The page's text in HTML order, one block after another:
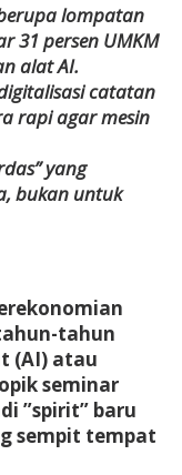
lompatan
31 persen UMKM
alat AI.
catatan
rapi agar mesin
yang
bukan untuk
tahun
(AI) atau
seminar
”spirit” baru
sempit tempat